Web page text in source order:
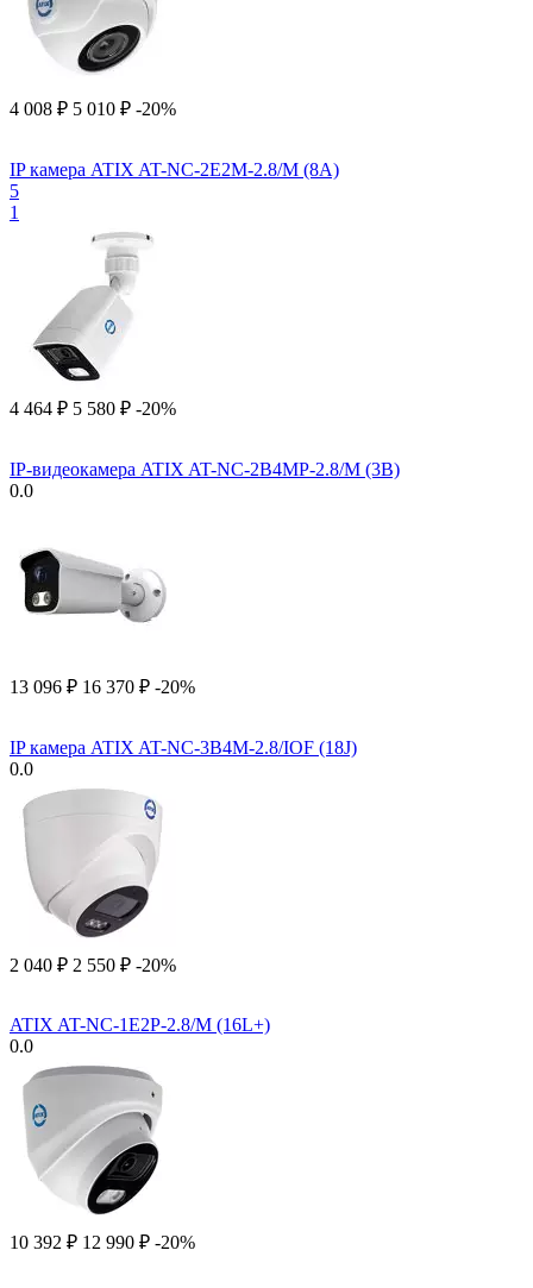
4 008 ₽ 5 010 ₽ -20%
IP камера ATIX AT-NC-2E2M-2.8/M (8A)
5
1
4 464 ₽ 5 580 ₽ -20%
IP-видеокамера ATIX AT-NC-2B4MP-2.8/M (3B)
0.0
13 096 ₽ 16 370 ₽ -20%
IP камера ATIX AT-NC-3B4M-2.8/IOF (18J)
0.0
2 040 ₽ 2 550 ₽ -20%
ATIX AT-NC-1E2P-2.8/M (16L+)
0.0
10 392 ₽ 12 990 ₽ -20%